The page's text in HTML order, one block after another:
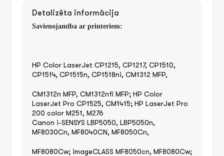
Detalizēta informācija
Savienojamība ar printeriem:
HP Color LaserJet CP1215, CP1217, CP1510,
CP1514, CP1515n, CP1518ni, CM1312 MFP,
CM1312n MFP, CM1312nfi MFP; HP Color
LaserJet Pro CP1525, CM1415; HP LaserJet Pro
200 color M251, M276
Canon i-SENSYS LBP5050, LBP5050n,
MF8030Cn, MF8040CN, MF8050Cn,
MF8080Cw; imageCLASS MF8050cn, MF8080Cw;